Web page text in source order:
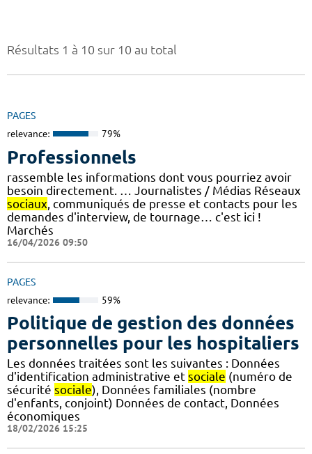
Résultats 1 à 10 sur 10 au total
PAGES
relevance: 79%
Professionnels
rassemble les informations dont vous pourriez avoir
besoin directement. … Journalistes / Médias Réseaux
sociaux , communiqués de presse et contacts pour les
demandes d'interview, de tournage… c'est ici !
Marchés
16/04/2026 09:50
PAGES
relevance: 59%
Politique de gestion des données
personnelles pour les hospitaliers
Les données traitées sont les suivantes : Données
d'identification administrative et sociale (numéro de
sécurité sociale), Données familiales (nombre
d'enfants, conjoint) Données de contact, Données
économiques
18/02/2026 15:25